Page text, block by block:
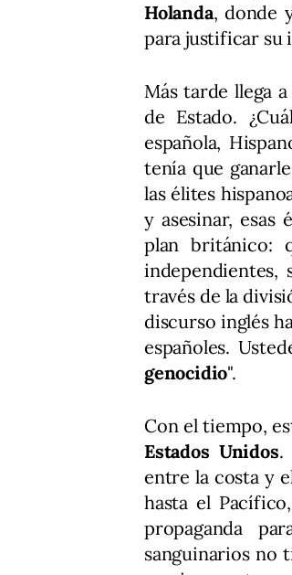
Holanda, donde
para justificar su
Más tarde llega a
de Estado.
española,
tenía que
las élites
y asesinar,
plan británico:
través de la
discurso inglés
españoles.
genocidio".
Con el tiempo,
Estados Unidos.
entre la costa y
hasta el
propaganda
sanguinarios no